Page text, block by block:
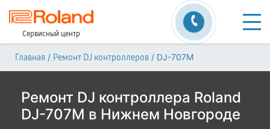
Сервисный центр
Главная / Ремонт DJ контроллеров / DJ-707M
Ремонт DJ контроллера Roland
DJ-707M в Нижнем Новгороде